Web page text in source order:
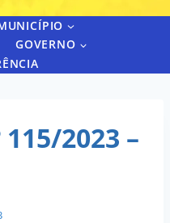
GOVERNO
115/2023 –